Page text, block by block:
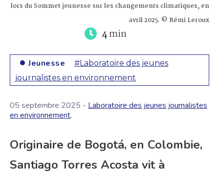
lors du Sommet jeunesse sur les changements climatiques, en
avril 2025. ©️ Rémi Leroux
4min
Jeunesse
#Laboratoire des jeunes
journalistes en environnement
05 septembre 2025 - Laboratoire des jeunes journalistes
en environnement,
Originaire de Bogotá, en Colombie,
Santiago Torres Acosta vit à